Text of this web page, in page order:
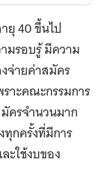
ยุ 40 ขึ้นไป
มรอบรู้ มีความ
จ่ายค่าสมัคร
าะคณะกรรมการ
ครจำนวนมาก
ทุกครั้งที่มีการ
ะใช้งบของ